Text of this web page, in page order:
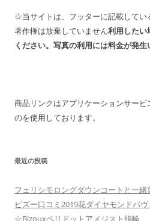
☆当サイトは、フッターに記載してい
著作権は放棄していません利用したい
ください。写真の利用には料金が発生
商品リンクはアプリケーションサー
のを使用しております。
最近の投稿
フェリシモロングダウンコートと一緒
ビズー口コミ2019花ダイヤモンドパ
☆Bizouxペリドットアメジスト指輪